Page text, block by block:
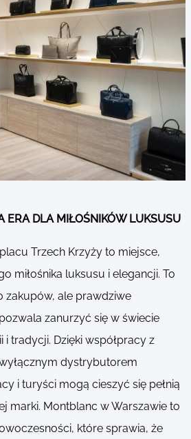
ERA DLA MIŁOŚNIKÓW LUKSUSU
Trzech Krzyży to miejsce,
miłośnika luksusu i elegancji. To
zakupów, ale prawdziwe
zanurzyć się w świecie
i tradycji. Dzięki współpracy z
dystrybutorem
i turyści mogą cieszyć się pełnią
marki. Montblanc w Warszawie to
które sprawia, że